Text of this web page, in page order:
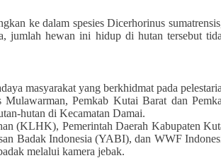
ke dalam spesies Dicerhorinus
jumlah hewan ini hidup di hutan tersebut
masyarakat yang berkhidmat pada
Mulawarman, Pemkab Kutai Barat dan
hutan di Kecamatan Damai.
(KLHK), Pemerintah Daerah Kabupaten
Badak Indonesia (YABI), dan WWF
melalui kamera jebak.